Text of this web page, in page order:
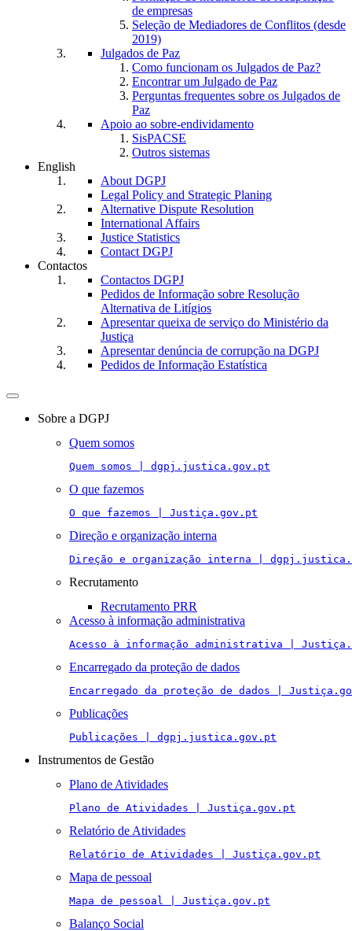
de empresas
Seleção de Mediadores de Conflitos (desde
2019)
Julgados de Paz
Como funcionam os Julgados de Paz?
Encontrar um Julgado de Paz
Perguntas frequentes sobre os Julgados de
Paz
Apoio ao sobre-endividamento
SisPACSE
Outros sistemas
English
About DGPJ
Legal Policy and Strategic Planing
Alternative Dispute Resolution
International Affairs
Justice Statistics
Contact DGPJ
Contactos
Contactos DGPJ
Pedidos de Informação sobre Resolução
Alternativa de Litígios
Apresentar queixa de serviço do Ministério da
Justiça
Apresentar denúncia de corrupção na DGPJ
Pedidos de Informação Estatística
Toggle
navigationSobre a DGPJ
Quem somos
Quem somos | dgpj.justica.gov.pt
O que fazemos
O que fazemos | Justiça.gov.pt
Direção e organização interna
Direção e organização interna |
Recrutamento
Recrutamento PRR
Acesso à informação administrativa
Acesso à informação administrativa |
Encarregado da proteção de dados
Encarregado da proteção de dados |
Publicações
Publicações | dgpj.justica.gov.pt
Instrumentos de Gestão
Plano de Atividades
Plano de Atividades | Justiça.gov.pt
Relatório de Atividades
Relatório de Atividades | Justiça.gov.pt
Mapa de pessoal
Mapa de pessoal | Justiça.gov.pt
Balanço Social